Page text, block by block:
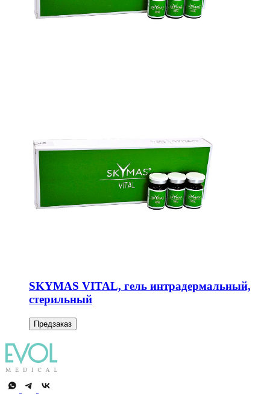
SKYMAS VITAL, гель интрадермальный,
стерильный
Предзаказ